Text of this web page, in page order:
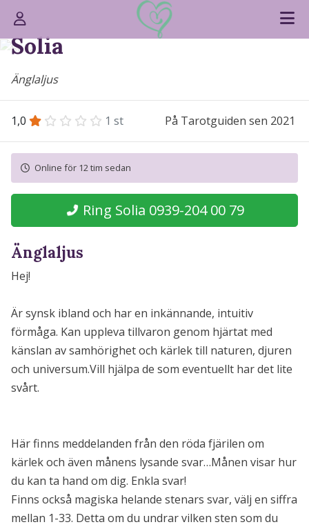
Solia
Änglaljus
1,0 1 st På Tarotguiden sen 2021
Online för 12 tim sedan
Ring Solia 0939-204 00 79
Änglaljus
Hej!
Är synsk ibland och har en inkännande, intuitiv
förmåga. Kan uppleva tillvaron genom hjärtat med
känslan av samhörighet och kärlek till naturen, djuren
och universum.Vill hjälpa de som eventuellt har det lite
svårt.
Här finns meddelanden från den röda fjärilen om
kärlek och även månens lysande svar…Månen visar hur
du kan ta hand om dig. Enkla svar!
Finns också magiska helande stenars svar, välj en siffra
mellan 1-33. Detta om du undrar vilken sten som du